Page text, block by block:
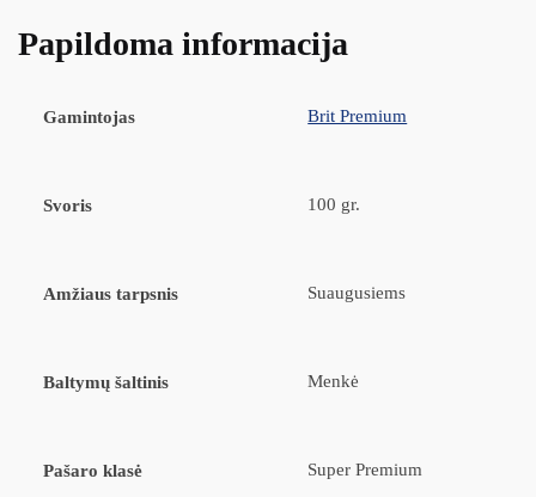
Papildoma informacija
Gamintojas Brit Premium
Svoris 100 gr.
Amžiaus tarpsnis Suaugusiems
Baltymų šaltinis Menkė
Pašaro klasė Super Premium